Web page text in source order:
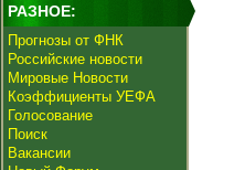
РАЗНОЕ:
Прогнозы от ФНК
Российские новости
Мировые Новости
Коэффициенты УЕФА
Голосование
Поиск
Вакансии